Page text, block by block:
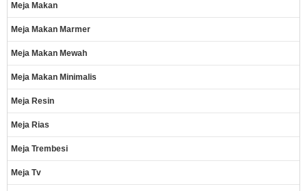
Meja Makan
Meja Makan Marmer
Meja Makan Mewah
Meja Makan Minimalis
Meja Resin
Meja Rias
Meja Trembesi
Meja Tv